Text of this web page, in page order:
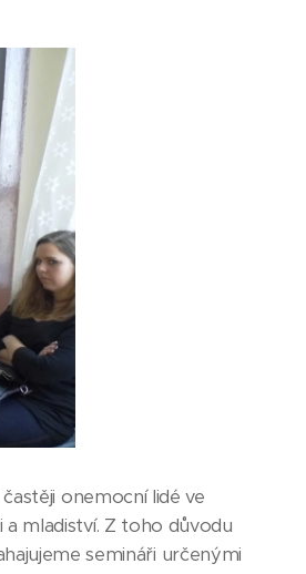
onemocní lidé ve
mladiství. Z toho důvodu
semináři určenými